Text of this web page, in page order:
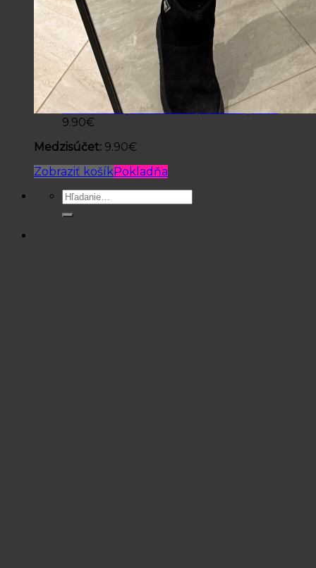
×
Náramok style Pandora pozlatený 18K
1 ×
9.90€
Medzisúčet: 9.90€
Zobraziť košíkPokladňa
Hľadať: